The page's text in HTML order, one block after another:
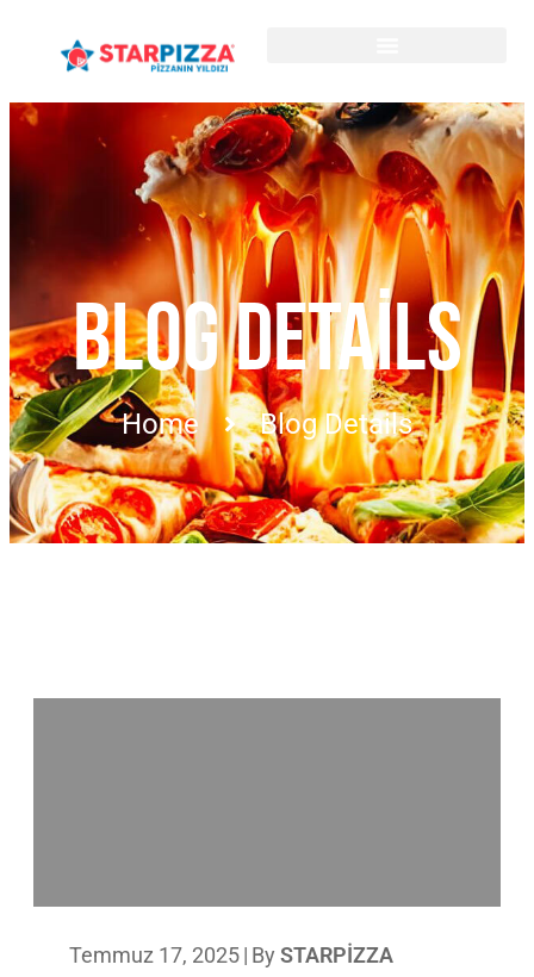
BLOG DETAILS
Home Blog Details
Temmuz 17, 2025| By STARPIZZA